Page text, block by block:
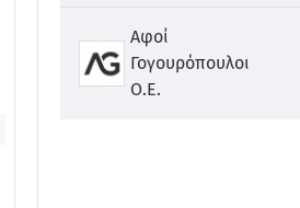
Αφοί
Γογουρόπουλοι
Ο.Ε.